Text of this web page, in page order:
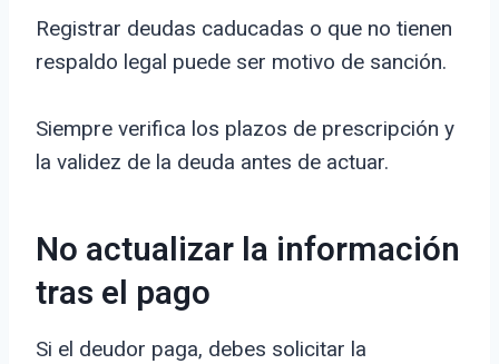
Registrar deudas caducadas o que no tienen
respaldo legal puede ser motivo de sanción.
Siempre verifica los plazos de prescripción y
la validez de la deuda antes de actuar.
No actualizar la información
tras el pago
Si el deudor paga, debes solicitar la